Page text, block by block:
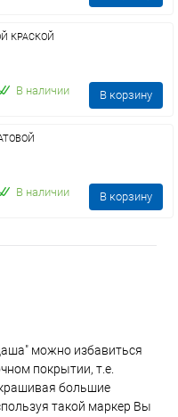
КРАСКОЙ
В наличии В корзину
В наличии В корзину
можно избавиться
покрытии, т.е.
большие
такой маркер Вы